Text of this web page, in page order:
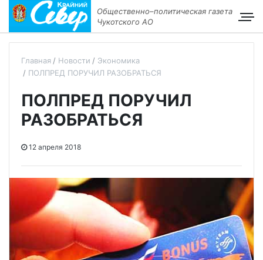
Общественно–политическая газета
Чукотского АО
Главная Новости
Экономика
ПОЛПРЕД ПОРУЧИЛ РАЗОБРАТЬСЯ
ПОЛПРЕД ПОРУЧИЛ
РАЗОБРАТЬСЯ
12 апреля 2018